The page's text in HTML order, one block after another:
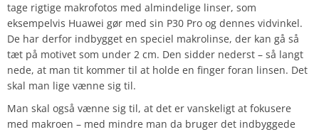
tage rigtige makrofotos med almindelige linser, som
eksempelvis Huawei gør med sin P30 Pro og dennes vidvinkel.
De har derfor indbygget en speciel makrolinse, der kan gå så
tæt på motivet som under 2 cm. Den sidder nederst – så langt
nede, at man tit kommer til at holde en finger foran linsen. Det
skal man lige vænne sig til.
Man skal også vænne sig til, at det er vanskeligt at fokusere
med makroen – med mindre man da bruger det indbyggede